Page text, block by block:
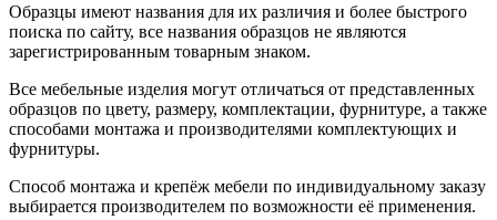
Образцы имеют названия для их различия и более быстрого
поиска по сайту, все названия образцов не являются
зарегистрированным товарным знаком.
Все мебельные изделия могут отличаться от представленных
образцов по цвету, размеру, комплектации, фурнитуре, а также
способами монтажа и производителями комплектующих и
фурнитуры.
Способ монтажа и крепёж мебели по индивидуальному заказу
выбирается производителем по возможности её применения.